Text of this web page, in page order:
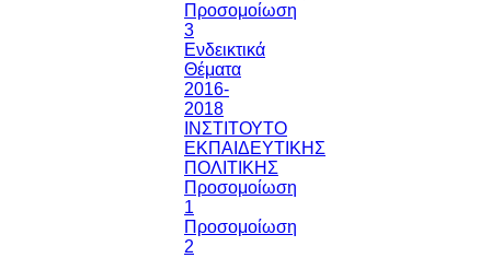
Προσομοίωση
3
Ενδεικτικά
Θέματα
2016-
2018
ΙΝΣΤΙΤΟΥΤΟ
ΕΚΠΑΙΔΕΥΤΙΚΗΣ
ΠΟΛΙΤΙΚΗΣ
Προσομοίωση
1
Προσομοίωση
2